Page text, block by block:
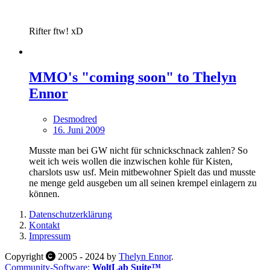
Rifter ftw! xD
MMO's "coming soon" to Thelyn
Ennor
Desmodred
16. Juni 2009
Musste man bei GW nicht für schnickschnack zahlen? So
weit ich weis wollen die inzwischen kohle für Kisten,
charslots usw usf. Mein mitbewohner Spielt das und musste
ne menge geld ausgeben um all seinen krempel einlagern zu
können.
Datenschutzerklärung
Kontakt
Impressum
Copyright
2005 - 2024 by Thelyn Ennor.
Community-Software: WoltLab Suite™